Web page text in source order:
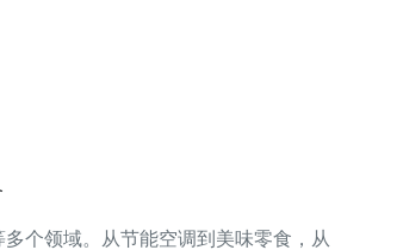
个领域。从节能空调到美味零食，从